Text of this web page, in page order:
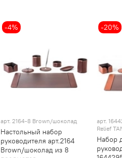
-4%
арт. 2164-8 Brown/шоколад
Настольный набор
руководителя арт.2164
Brown/шоколад из 8
-20%
арт.
Relief
Набор